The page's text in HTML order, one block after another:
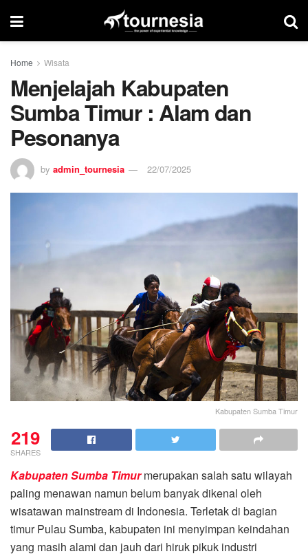
Home Wisata
Menjelajah Kabupaten
Sumba Timur : Alam dan
Pesonanya
by admin_tournesia 22/07/2025
Kabupaten Sumba Timur
219
SHARES
Kabupaten Sumba Timurmerupakan salah satu wilayah
paling menawan namun belum banyak dikenal oleh
wisatawan mainstream di Indonesia. Terletak di bagian
timur Pulau Sumba, kabupaten ini menyimpan keindahan
yang masih alami dan jauh dari hiruk pikuk industri